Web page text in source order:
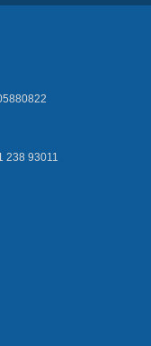
238 93011